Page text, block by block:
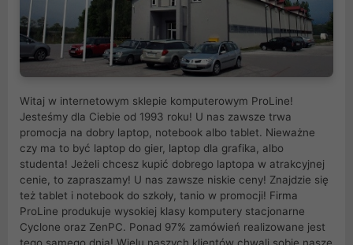
Witaj w internetowym sklepie komputerowym ProLine!
Jesteśmy dla Ciebie od 1993 roku! U nas zawsze trwa
promocja na dobry laptop, notebook albo tablet. Nieważne
czy ma to być laptop do gier, laptop dla grafika, albo
studenta! Jeżeli chcesz kupić dobrego laptopa w atrakcyjnej
cenie, to zapraszamy! U nas zawsze niskie ceny! Znajdzie się
też tablet i notebook do szkoły, tanio w promocji! Firma
ProLine produkuje wysokiej klasy komputery stacjonarne
Cyclone oraz ZenPC. Ponad 97% zamówień realizowane jest